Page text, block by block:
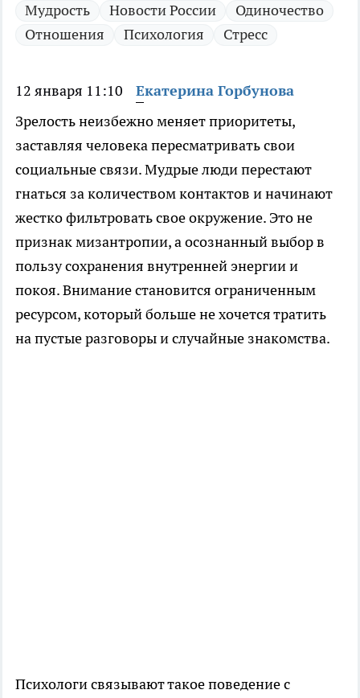
Мудрость Новости России
Одиночество
Отношения
Психология Стресс
12 января 11:10
Екатерина Горбунова
Зрелость неизбежно меняет приоритеты,
заставляя человека пересматривать свои
социальные связи. Мудрые люди перестают
гнаться за количеством контактов и начинают
жестко фильтровать свое окружение. Это не
признак мизантропии, а осознанный выбор в
пользу сохранения внутренней энергии и
покоя. Внимание становится ограниченным
ресурсом, который больше не хочется тратить
на пустые разговоры и случайные знакомства.
Психологи связывают такое поведение с